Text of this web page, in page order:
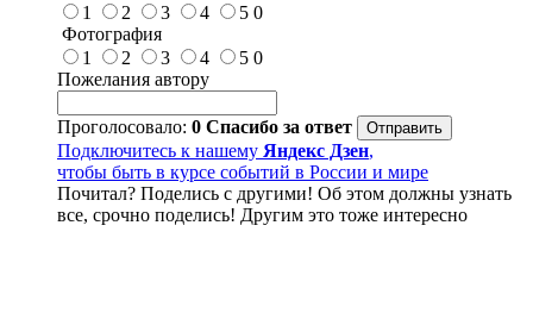
1
2 3 4 5 0
Фотография
1
2 3 4 5 0
Пожелания автору
Проголосовало: 0 Спасибо за ответ
Подключитесь к нашему Яндекс Дзен,
чтобы быть в курсе событий в России и мире
Почитал? Поделись с другими! Об этом должны узнать
все, срочно поделись! Другим это тоже интересно